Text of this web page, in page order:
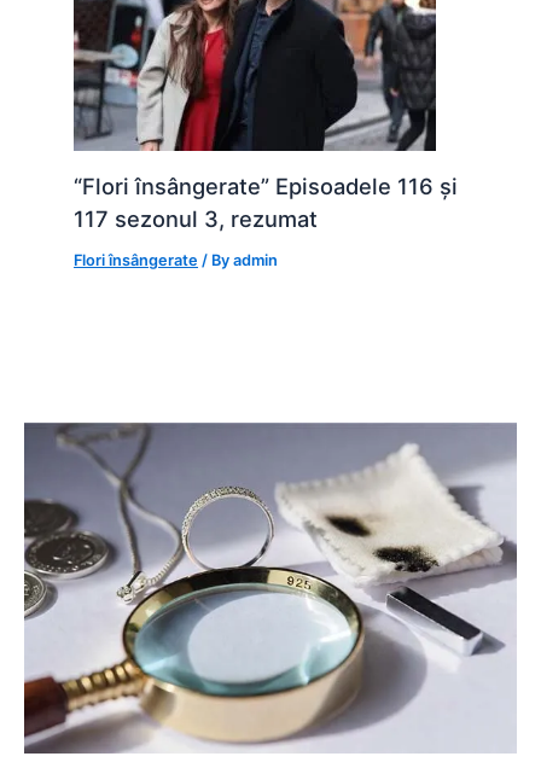
“Flori însângerate” Episoadele 116 și
117 sezonul 3, rezumat
Flori însângerate / Byadmin